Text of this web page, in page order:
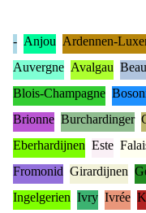
- Anjou Ardennen-
Auvergne Avalgau
Blois-Champagne
Brionne Burchardinger
Eberhardijnen Este
Fromonid Girardijnen
Ingelgerien Ivry Ivrée